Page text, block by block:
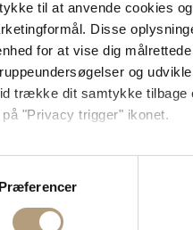
til at anvende cookies
Disse
for at vise dig
og
trække dit samtykke
"Privacy trigger" ikonet.
din placering, der kan være
en scanning af dens unikke
Præferencer